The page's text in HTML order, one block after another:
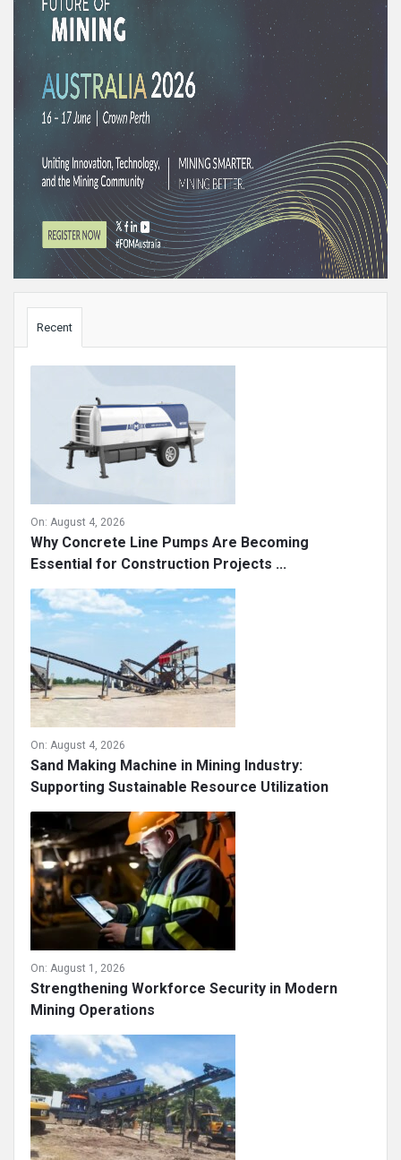
Recent
On: August 4, 2026
Why Concrete Line Pumps Are Becoming
Essential for Construction Projects ...
On: August 4, 2026
Sand Making Machine in Mining Industry:
Supporting Sustainable Resource Utilization
On: August 1, 2026
Strengthening Workforce Security in Modern
Mining Operations